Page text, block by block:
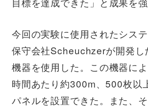
今回の実験に使用されたシス
保守会社Scheuchzerが開発し
機器を使用した。この機器に
時間あたり約300m、500枚以
パネルを設置できた。また、